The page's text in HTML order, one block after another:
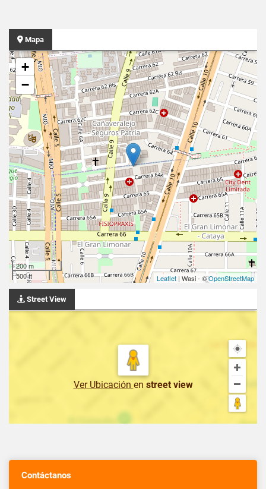
Mapa
+
−
200 m
500 ft
Leaflet | Wasi - ©OpenStreetMap
Street View
Ver Ubicación en street view
Contáctanos